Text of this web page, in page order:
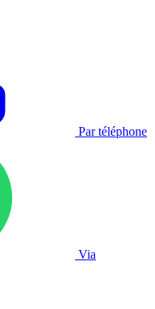
Par téléphone
Via